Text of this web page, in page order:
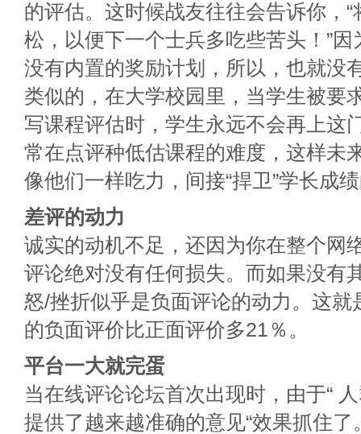
的评估。这时候战友往往会告诉你，
松，以便下一个士兵多吃些苦头！”
没有内置的奖励计划，所以，也就没
类似的，在大学校园里，当学生被要
写课程评估时，学生永远不会再上这
常在点评种低估课程的难度，这样未
像他们一样吃力，间接“捍卫”学长成
差评的动力
诚实的动机不足，还因为你在整个网
评论绝对没有任何损失。而如果没有
怒/挫折似乎是负面评论的动力。这就
的负面评价比正面评价多21％。
平台一大就完蛋
当在线评论论坛首次出现时，由于“
提供了越来越准确的意见“效果抓住